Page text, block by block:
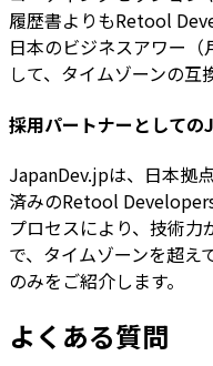
履歴書よりもRetool
日本のビジネスアワー
して、タイムゾーンの互
採用パートナーとして
JapanDev.jpは、日本拠
済みのRetool
プロセスにより、技術
で、タイムゾーンを超え
のみをご紹介します。
よくある質問